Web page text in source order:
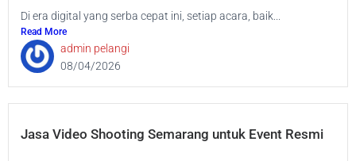
Di era digital yang serba cepat ini, setiap acara, baik...
Read More
admin pelangi
08/04/2026
Jasa Video Shooting Semarang untuk Event Resmi